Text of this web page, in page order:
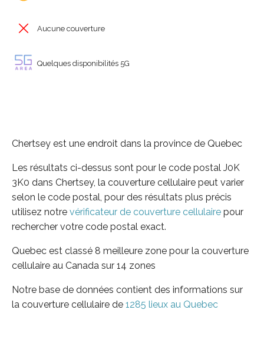
Aucune couverture
Quelques disponibilités 5G
Chertsey est une endroit dans la province de Quebec
Les résultats ci-dessus sont pour le code postal J0K
3K0 dans Chertsey, la couverture cellulaire peut varier
selon le code postal, pour des résultats plus précis
utilisez notre vérificateur de couverture cellulaire pour
rechercher votre code postal exact.
Quebec est classé 8 meilleure zone pour la couverture
cellulaire au Canada sur 14 zones
Notre base de données contient des informations sur
la couverture cellulaire de 1285 lieux au Quebec